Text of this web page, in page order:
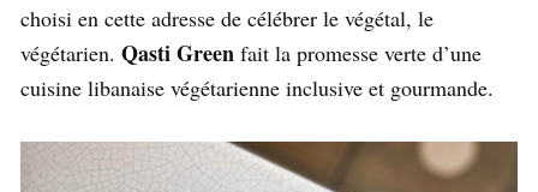
choisi en cette adresse de célébrer le végétal, le
végétarien. Qasti Green fait la promesse verte d’une
cuisine libanaise végétarienne inclusive et gourmande.